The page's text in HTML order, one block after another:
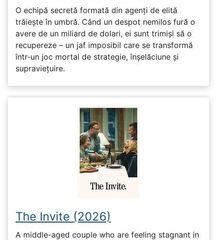
O echipă secretă formată din agenți de elită
trăiește în umbră. Când un despot nemilos fură o
avere de un miliard de dolari, ei sunt trimiși să o
recupereze – un jaf imposibil care se transformă
într-un joc mortal de strategie, înșelăciune și
supraviețuire.
The Invite (2026)
A middle-aged couple who are feeling stagnant in